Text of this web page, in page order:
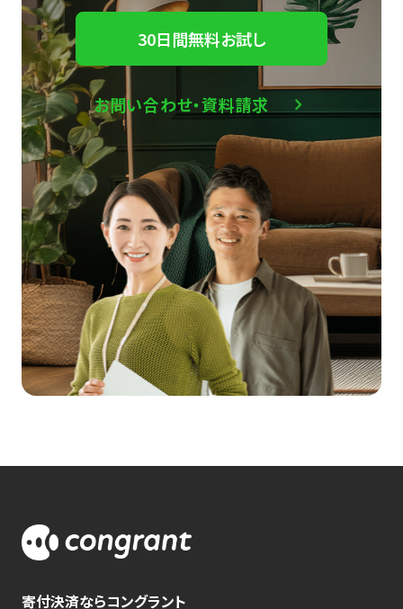
30日間無料お試し
お問い合わせ・資料請求
寄付決済ならコングラント